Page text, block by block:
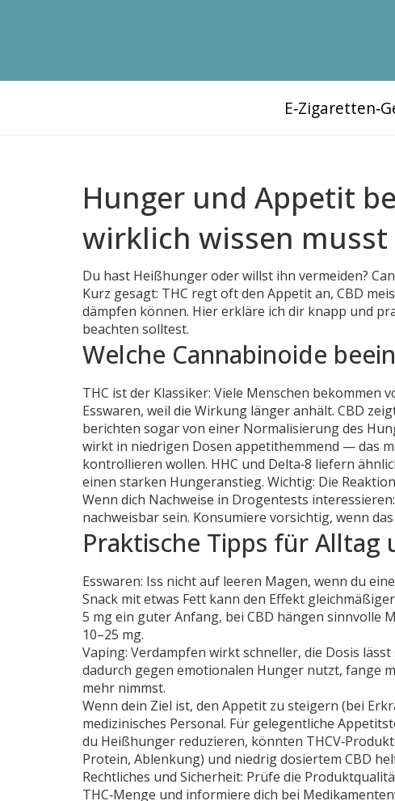
Hunger und Appetit
wirklich wissen musst
Du hast Heißhunger oder willst ihn vermeiden?
Kurz gesagt: THC regt oft den Appetit an, CBD
dämpfen können. Hier erkläre ich dir knapp und
beachten solltest.
Welche Cannabinoide
THC ist der Klassiker: Viele Menschen bekommen
Esswaren, weil die Wirkung länger anhält. CBD
berichten sogar von einer Normalisierung des
wirkt in niedrigen Dosen appetithemmend — das
kontrollieren wollen. HHC und Delta‑8 liefern
einen starken Hungeranstieg. Wichtig: Die
Wenn dich Nachweise in Drogentests
nachweisbar sein. Konsumiere vorsichtig, wenn
Praktische Tipps für Alltag
Esswaren: Iss nicht auf leeren Magen, wenn du
Snack mit etwas Fett kann den Effekt
5 mg ein guter Anfang, bei CBD hängen
10–25 mg.
Vaping: Verdampfen wirkt schneller, die Dosis
dadurch gegen emotionalen Hunger nutzt, fange
mehr nimmst.
Wenn dein Ziel ist, den Appetit zu steigern (bei
medizinisches Personal. Für gelegentliche
du Heißhunger reduzieren, könnten
Protein, Ablenkung) und niedrig dosiertem CBD
Rechtliches und Sicherheit: Prüfe die
THC‑Menge und informiere dich bei